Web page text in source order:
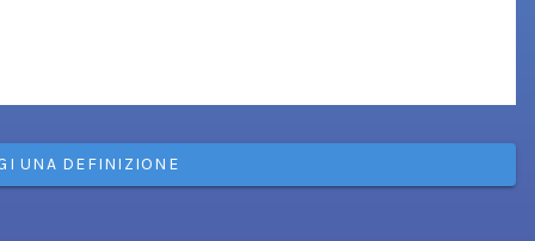
UNA DEFINIZIONE